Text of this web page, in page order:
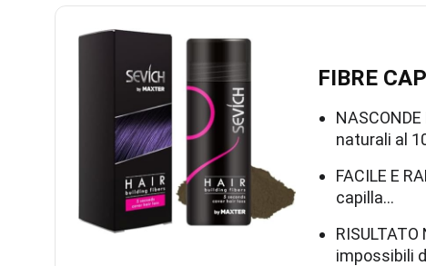
FIBRE
naturali al
FACILE E
capilla…
impossibili